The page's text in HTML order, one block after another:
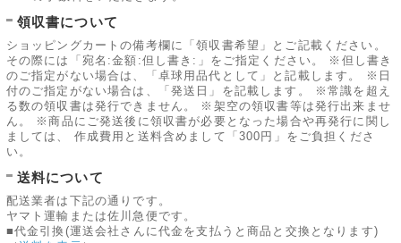
領収書について
ショッピングカートの備考欄に「領収書希望」とご記載ください。
その際には「宛名:金額:但し書き:」をご指定ください。 ※但し書き
のご指定がない場合は、「卓球用品代として」と記載します。 ※日
付のご指定がない場合は、「発送日」を記載します。 ※常識を超え
る数の領収書は発行できません。 ※架空の領収書等は発行出来ませ
ん。 ※商品にご発送後に領収書が必要となった場合や再発行に関し
ましては、 作成費用と送料含めまして「300円」をご負担くださ
い。
送料について
配送業者は下記の通りです。
ヤマト運輸または佐川急便です。
■代金引換(運送会社さんに代金を支払うと商品と交換となります)